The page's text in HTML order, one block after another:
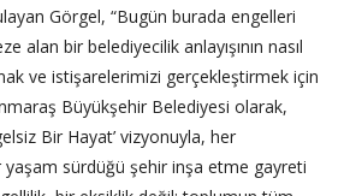
Görgel, “Bugün burada engelleri
alan bir belediyecilik anlayışının nasıl
ve istişarelerimizi gerçekleştirmek için
Büyükşehir Belediyesi olarak,
Bir Hayat’ vizyonuyla, her
yaşam sürdüğü şehir inşa etme gayreti